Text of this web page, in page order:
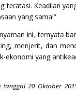
Keadilan
yang sama!”
ini, ternyata
menjerit, dan
yang
20 Oktober